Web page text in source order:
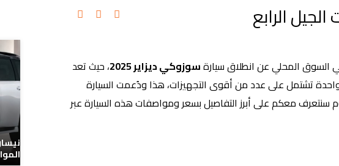
الجيل الرابع
السوق المحلي عن انطلاق سيارةسوزوكي ديزاير 2025
، حيث تعد
واحدة تشتمل على عدد من أقوى التجهيزات، هذا ودُعمت السيارة
سنتعرف معكم على أبرز التفاصيل بسعر ومواصفات هذه السيارة عبر